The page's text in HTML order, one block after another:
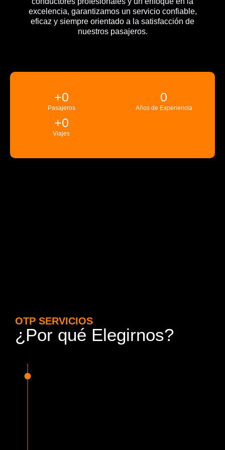
excelencia, garantizamos un servicio confiable,
eficaz y siempre orientado a la satisfacción de
nuestros pasajeros.
Pasajeros
+0
Años de Experiencia
0
Viajes
+0
OTP SERVICIOS
¿Por qué Elegirnos?